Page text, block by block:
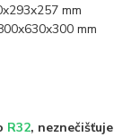
mm
mm
R32, neznečišťuje